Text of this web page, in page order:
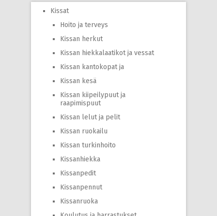
Kissat
Hoito ja terveys
Kissan herkut
Kissan hiekkalaatikot ja vessat
Kissan kantokopat ja
Kissan kesä
Kissan kiipeilypuut ja
raapimispuut
Kissan lelut ja pelit
Kissan ruokailu
Kissan turkinhoito
Kissanhiekka
Kissanpedit
Kissanpennut
Kissanruoka